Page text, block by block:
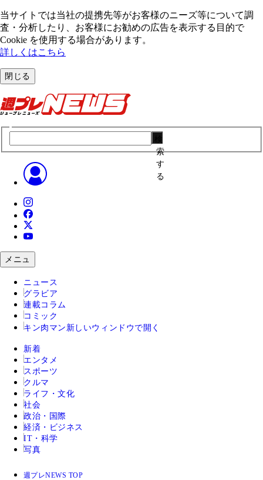
当サイトでは当社の提携先等がお客様のニーズ等について調
査・分析したり、お客様にお勧めの広告を表⽰する⽬的で
Cookie を使⽤する場合があります。
詳しくはこちら
閉じる
索
す
る
メニュ
ニュース
グラビア
連載コラム
コミック
キン肉マン 新しいウィンドウで開く
新着
エンタメ
スポーツ
クルマ
ライフ・文化
社会
政治・国際
経済・ビジネス
IT・科学
写真
週プレNEWS TOP